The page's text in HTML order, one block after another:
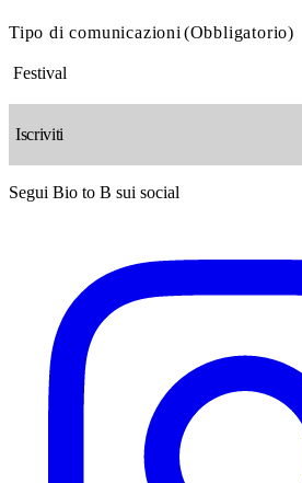
Tipo di comunicazioni(Obbligatorio)
Segui Bio to B sui social